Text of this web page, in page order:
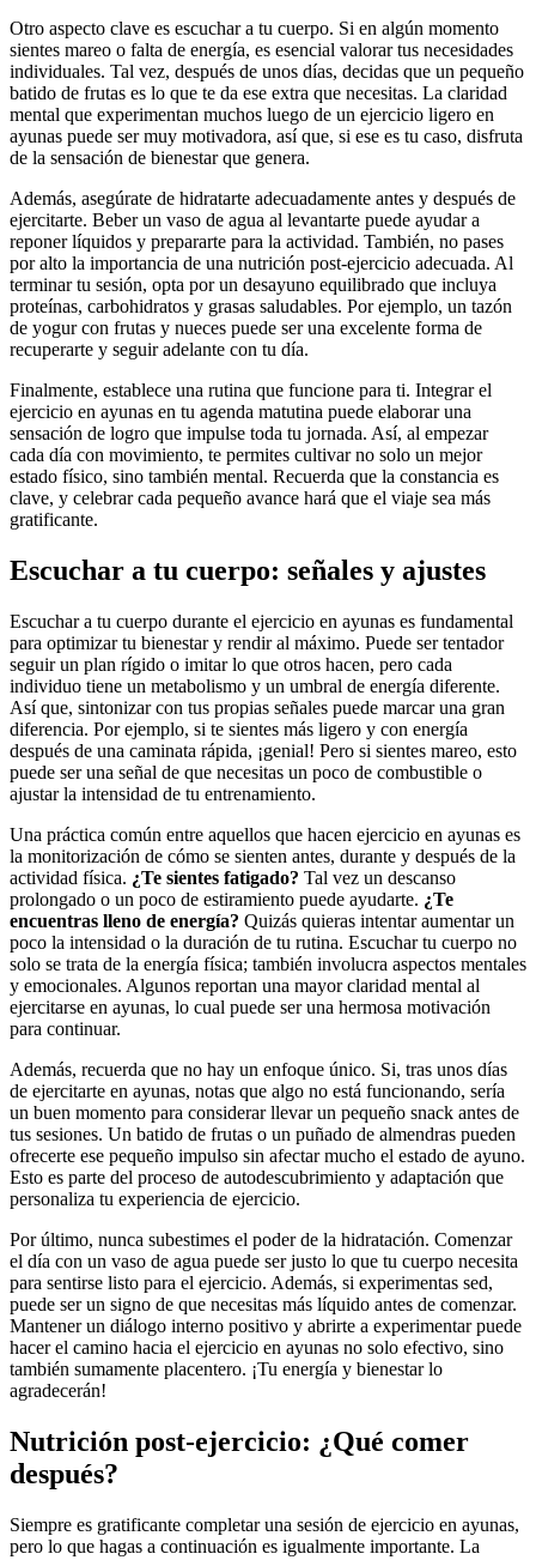
Otro aspecto clave es escuchar a tu cuerpo. Si en algún momento
sientes mareo o falta de energía, es esencial valorar tus necesidades
individuales. Tal vez, después de unos días, decidas que un pequeño
batido de frutas es lo que te da ese extra que necesitas. La claridad
mental que experimentan muchos luego de un ejercicio ligero en
ayunas puede ser muy motivadora, así que, si ese es tu caso, disfruta
de la sensación de bienestar que genera.
Además, asegúrate de hidratarte adecuadamente antes y después de
ejercitarte. Beber un vaso de agua al levantarte puede ayudar a
reponer líquidos y prepararte para la actividad. También, no pases
por alto la importancia de una nutrición post-ejercicio adecuada. Al
terminar tu sesión, opta por un desayuno equilibrado que incluya
proteínas, carbohidratos y grasas saludables. Por ejemplo, un tazón
de yogur con frutas y nueces puede ser una excelente forma de
recuperarte y seguir adelante con tu día.
Finalmente, establece una rutina que funcione para ti. Integrar el
ejercicio en ayunas en tu agenda matutina puede elaborar una
sensación de logro que impulse toda tu jornada. Así, al empezar
cada día con movimiento, te permites cultivar no solo un mejor
estado físico, sino también mental. Recuerda que la constancia es
clave, y celebrar cada pequeño avance hará que el viaje sea más
gratificante.
Escuchar a tu cuerpo: señales y ajustes
Escuchar a tu cuerpo durante el ejercicio en ayunas es fundamental
para optimizar tu bienestar y rendir al máximo. Puede ser tentador
seguir un plan rígido o imitar lo que otros hacen, pero cada
individuo tiene un metabolismo y un umbral de energía diferente.
Así que, sintonizar con tus propias señales puede marcar una gran
diferencia. Por ejemplo, si te sientes más ligero y con energía
después de una caminata rápida, ¡genial! Pero si sientes mareo, esto
puede ser una señal de que necesitas un poco de combustible o
ajustar la intensidad de tu entrenamiento.
Una práctica común entre aquellos que hacen ejercicio en ayunas es
la monitorización de cómo se sienten antes, durante y después de la
actividad física. ¿Te sientes fatigado? Tal vez un descanso
prolongado o un poco de estiramiento puede ayudarte. ¿Te
encuentras lleno de energía? Quizás quieras intentar aumentar un
poco la intensidad o la duración de tu rutina. Escuchar tu cuerpo no
solo se trata de la energía física; también involucra aspectos mentales
y emocionales. Algunos reportan una mayor claridad mental al
ejercitarse en ayunas, lo cual puede ser una hermosa motivación
para continuar.
Además, recuerda que no hay un enfoque único. Si, tras unos días
de ejercitarte en ayunas, notas que algo no está funcionando, sería
un buen momento para considerar llevar un pequeño snack antes de
tus sesiones. Un batido de frutas o un puñado de almendras pueden
ofrecerte ese pequeño impulso sin afectar mucho el estado de ayuno.
Esto es parte del proceso de autodescubrimiento y adaptación que
personaliza tu experiencia de ejercicio.
Por último, nunca subestimes el poder de la hidratación. Comenzar
el día con un vaso de agua puede ser justo lo que tu cuerpo necesita
para sentirse listo para el ejercicio. Además, si experimentas sed,
puede ser un signo de que necesitas más líquido antes de comenzar.
Mantener un diálogo interno positivo y abrirte a experimentar puede
hacer el camino hacia el ejercicio en ayunas no solo efectivo, sino
también sumamente placentero. ¡Tu energía y bienestar lo
agradecerán!
Nutrición post-ejercicio: ¿Qué comer
después?
Siempre es gratificante completar una sesión de ejercicio en ayunas,
pero lo que hagas a continuación es igualmente importante. La